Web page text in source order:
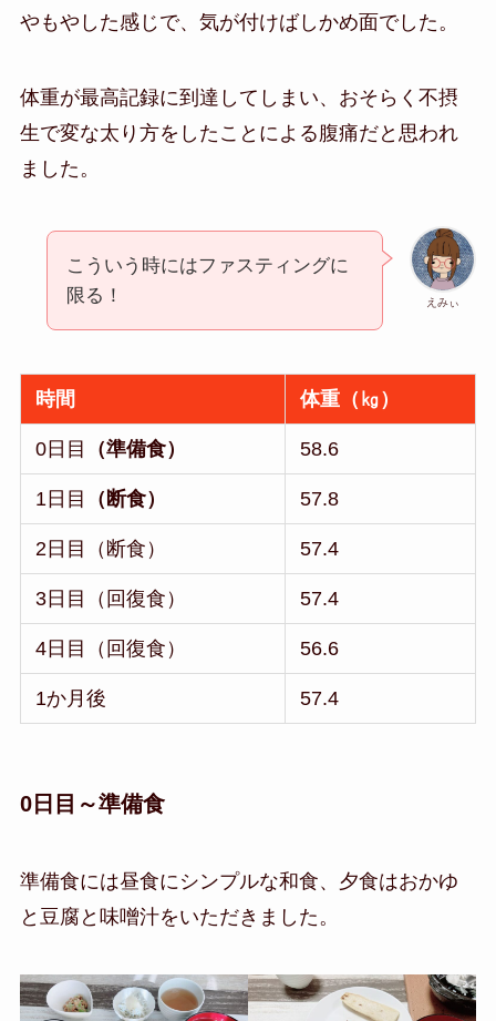
やもやした感じで、気が付けばしかめ面でした。
体重が最高記録に到達してしまい、おそらく不摂
生で変な太り方をしたことによる腹痛だと思われ
ました。
えみぃ
こういう時にはファスティングに
限る！
時間 体重（㎏）
0日目 （準備食） 58.6
1日目 （断食） 57.8
2日目（断食） 57.4
3日目（回復食） 57.4
4日目（回復食） 56.6
1か月後 57.4
0日目～準備食
準備食には昼食にシンプルな和食、夕食はおかゆ
と豆腐と味噌汁をいただきました。